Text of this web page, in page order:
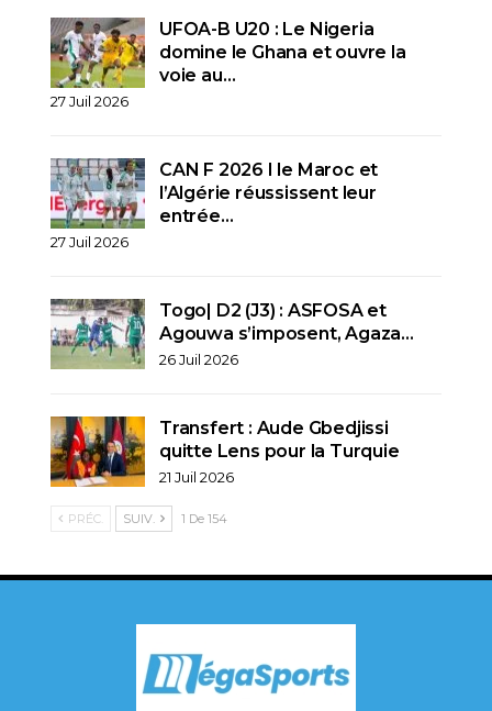
UFOA-B U20 : Le Nigeria
domine le Ghana et ouvre la
voie au…
27 Juil 2026
CAN F 2026 I le Maroc et
l’Algérie réussissent leur
entrée…
27 Juil 2026
Togo| D2 (J3) : ASFOSA et
Agouwa s’imposent, Agaza…
26 Juil 2026
Transfert : Aude Gbedjissi
quitte Lens pour la Turquie
21 Juil 2026
PRÉC. SUIV. 1 De 154